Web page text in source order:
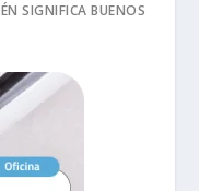
SIGNIFICA BUENOS